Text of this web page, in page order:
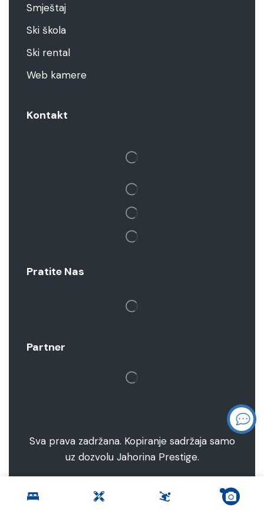
Smještaj
Ski škola
Ski rental
Web kamere
Kontakt
Pratite Nas
Partner
Sva prava zadržana. Kopiranje sadržaja samo
uz dozvolu Jahorina Prestige.